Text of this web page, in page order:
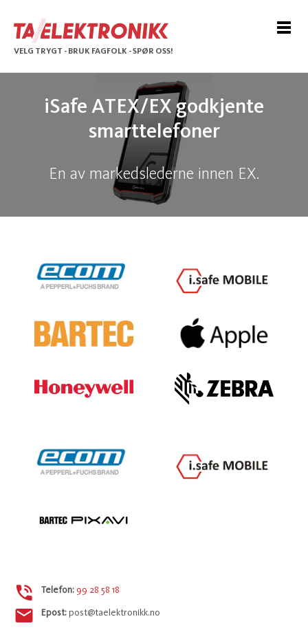
VELG TRYGT - BRUK FAGFOLK - SPØR OSS!
iSafe ATEX/EX godkjente
smarttelefoner
En av markedslederne innen EX.
Telefon: 99 28 58 18
Epost:post@taelektronikk.no